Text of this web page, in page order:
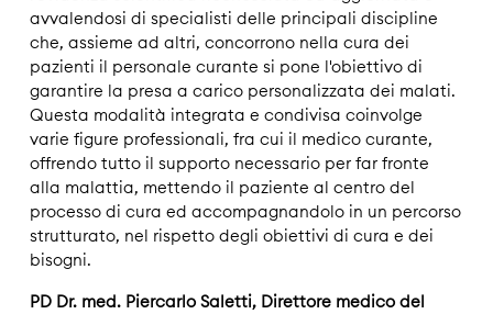
avvalendosi di specialisti delle principali discipline
che, assieme ad altri, concorrono nella cura dei
pazienti il personale curante si pone l'obiettivo di
garantire la presa a carico personalizzata dei malati.
Questa modalità integrata e condivisa coinvolge
varie figure professionali, fra cui il medico curante,
offrendo tutto il supporto necessario per far fronte
alla malattia, mettendo il paziente al centro del
processo di cura ed accompagnandolo in un percorso
strutturato, nel rispetto degli obiettivi di cura e dei
bisogni.
PD Dr. med. Piercarlo Saletti, Direttore medico del